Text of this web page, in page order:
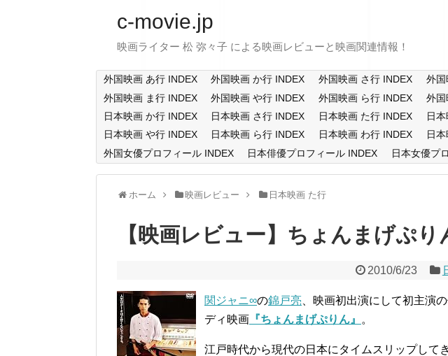
c-movie.jp
映画ライター 松 弥々子 による映画レビューと映画関連情報！
外国映画 あ行 INDEX 外国映画 か行 INDEX 外国映画 さ行 INDEX 外国
外国映画 ま行 INDEX
外国映画 や行 INDEX 外国映画 ら行 INDEX 外国
日本映画 か行 INDEX
日本映画 さ行 INDEX 日本映画 た行 INDEX 日
日本映画 や行 INDEX
日本映画 ら行 INDEX 日本映画 わ行 INDEX 日
外国女優プロフィール INDEX
日本俳優プロフィール INDEX 日本女優プ
ホーム 映画レビュー 日本映画 た行
【映画レビュー】ちょんまげぷり
2010/6/23
関ジャニ∞の錦戸亮 、映画初出演にして初主演
ディ映画 『ちょんまげぷりん』 。
江戸時代から現代の日本にタイムスリップして